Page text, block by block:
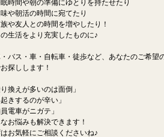
時間や朝の準備にゆとりを持たせたり
や朝活の時間に宛てたり
や友人との時間を増やしたり！
の生活をより充実したものに♪
バス・車・自転車・徒歩など、あなたのご希望
探しします！
り換えが多いのは面倒」
起きするのが辛い」
員電車がニガテ」
お悩みも解決できます！
はお気軽にご相談くださいね♪